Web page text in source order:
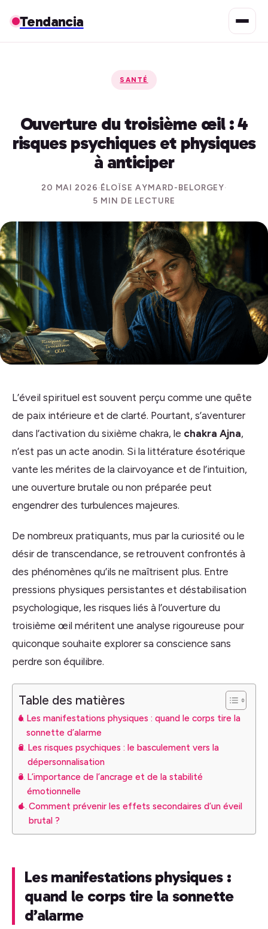
Tendancia
SANTÉ
Ouverture du troisième œil : 4
risques psychiques et physiques
à anticiper
20 MAI 2026·ÉLOÏSE AYMARD-BELORGEY·
5 MIN DE LECTURE
L’éveil spirituel est souvent perçu comme une quête
de paix intérieure et de clarté. Pourtant, s’aventurer
dans l’activation du sixième chakra, le chakra Ajna,
n’est pas un acte anodin. Si la littérature ésotérique
vante les mérites de la clairvoyance et de l’intuition,
une ouverture brutale ou non préparée peut
engendrer des turbulences majeures.
De nombreux pratiquants, mus par la curiosité ou le
désir de transcendance, se retrouvent confrontés à
des phénomènes qu’ils ne maîtrisent plus. Entre
pressions physiques persistantes et déstabilisation
psychologique, les risques liés à l’ouverture du
troisième œil méritent une analyse rigoureuse pour
quiconque souhaite explorer sa conscience sans
perdre son équilibre.
Table des matières
Les manifestations physiques : quand le corps tire la
sonnette d’alarme
Les risques psychiques : le basculement vers la
dépersonnalisation
L’importance de l’ancrage et de la stabilité
émotionnelle
Comment prévenir les effets secondaires d’un éveil
brutal ?
Les manifestations physiques :
quand le corps tire la sonnette
d’alarme